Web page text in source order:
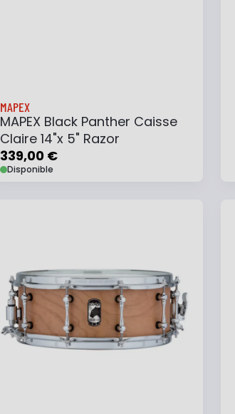
MAPEX
MAPEX Black Panther Caisse
Claire 14"x 5" Razor
339,00 €
Disponible